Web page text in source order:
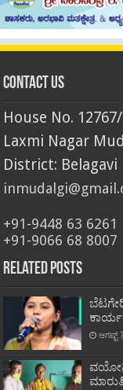
Contact Us
House No.
Laxmi Nagar
District: Belagavi
+91-9448 63 6261
+91-9066 68 8007
Related Posts
ಆಗಷ್ಟ್